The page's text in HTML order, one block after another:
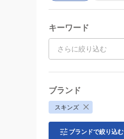
キーワード
ブランド
スキンズ
ブランドで絞り込む